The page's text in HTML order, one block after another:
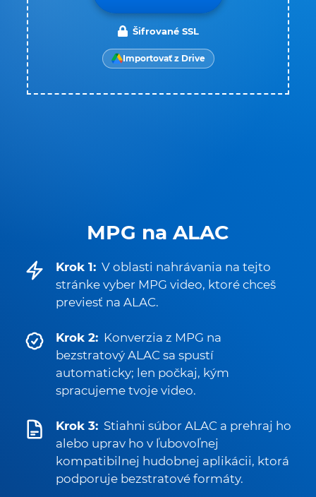
MPG na ALAC
Krok 1: V oblasti nahrávania na tejto
stránke vyber MPG video, ktoré chceš
previesť na ALAC.
Krok 2: Konverzia z MPG na
bezstratový ALAC sa spustí
automaticky; len počkaj, kým
spracujeme tvoje video.
Krok 3: Stiahni súbor ALAC a prehraj ho
alebo uprav ho v ľubovoľnej
kompatibilnej hudobnej aplikácii, ktorá
podporuje bezstratové formáty.
Šifrované SSL
Importovať z Drive